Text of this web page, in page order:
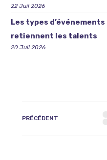
22 Juil 2026
Les types
retiennent les talents
20 Juil 2026
PRÉCÉDENT